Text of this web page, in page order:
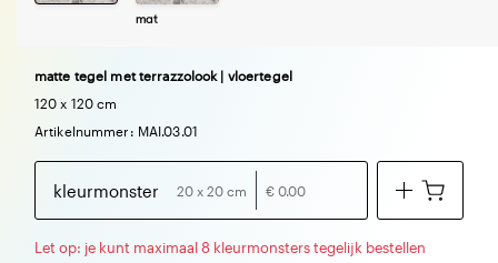
mat
matte tegel met terrazzolook | vloertegel
120 x 120 cm
Artikelnummer: MAI.03.01
kleurmonster 20 x 20 cm € 0.00
Let op: je kunt maximaal 8 kleurmonsters tegelijk bestellen